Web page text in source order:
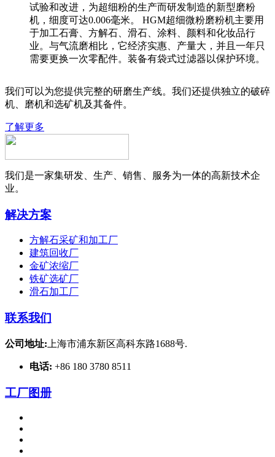
试验和改进，为超细粉的生产而研发制造的新型磨粉
机，细度可达0.006毫米。 HGM超细微粉磨粉机主要用
于加工石膏、方解石、滑石、涂料、颜料和化妆品行
业。与气流磨相比，它经济实惠、产量大，并且一年只
需要更换一次零配件。装备有袋式过滤器以保护环境。
我们可以为您提供完整的研磨生产线。我们还提供独立的破碎
机、磨机和选矿机及其备件。
了解更多
我们是一家集研发、生产、销售、服务为一体的高新技术企
业。
解决方案
方解石采矿和加工厂
建筑回收厂
金矿浓缩厂
铁矿选矿厂
滑石加工厂
联系我们
公司地址: 上海市浦东新区高科东路1688号.
电话: +86 180 3780 8511
工厂图册